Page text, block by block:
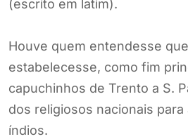
(escrito em latim).
Houve quem entendesse
estabelecesse, como fim
capuchinhos de Trento a S.
dos religiosos nacionais
índios.